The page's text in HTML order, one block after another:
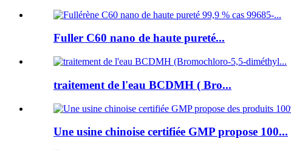
Fuller C60 nano de haute pureté...
traitement de l'eau BCDMH ( Bro...
Une usine chinoise certifiée GMP propose 100...